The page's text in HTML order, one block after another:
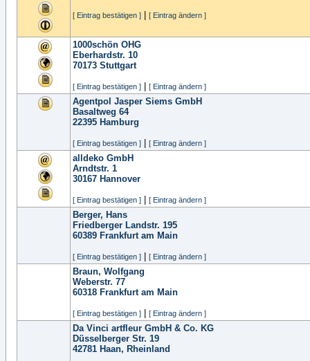
[ Eintrag bestätigen ] [ Eintrag ändern ]
1000schön OHG
Eberhardstr. 10
70173 Stuttgart
[ Eintrag bestätigen ] [ Eintrag ändern ]
Agentpol Jasper Siems GmbH
Basaltweg 64
22395 Hamburg
[ Eintrag bestätigen ] [ Eintrag ändern ]
alldeko GmbH
Arndtstr. 1
30167 Hannover
[ Eintrag bestätigen ] [ Eintrag ändern ]
Berger, Hans
Friedberger Landstr. 195
60389 Frankfurt am Main
[ Eintrag bestätigen ] [ Eintrag ändern ]
Braun, Wolfgang
Weberstr. 77
60318 Frankfurt am Main
[ Eintrag bestätigen ] [ Eintrag ändern ]
Da Vinci artfleur GmbH & Co. KG
Düsselberger Str. 19
42781 Haan, Rheinland